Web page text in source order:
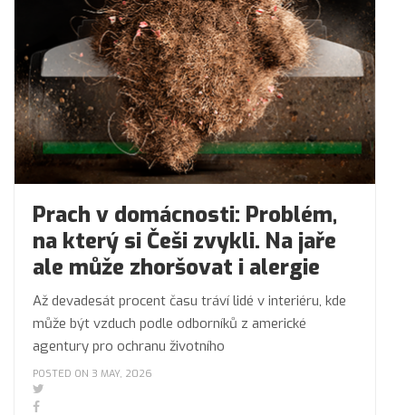
Prach v domácnosti: Problém,
na který si Češi zvykli. Na jaře
ale může zhoršovat i alergie
Až devadesát procent času tráví lidé v interiéru, kde
může být vzduch podle odborníků z americké
agentury pro ochranu životního
POSTED ON 3 MAY, 2026